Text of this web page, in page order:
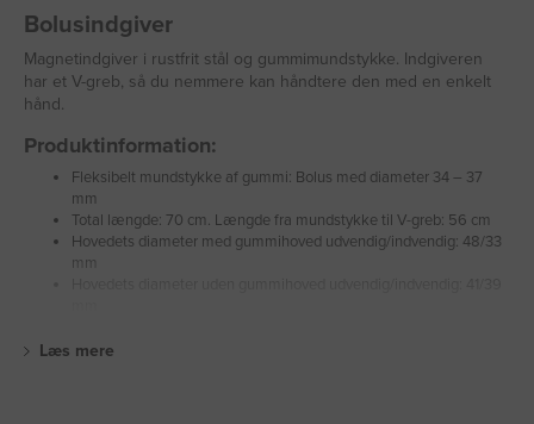
Bolusindgiver
Magnetindgiver i rustfrit stål og gummimundstykke. Indgiveren
har et V-greb, så du nemmere kan håndtere den med en enkelt
hånd.
Produktinformation:
Fleksibelt mundstykke af gummi: Bolus med diameter 34 – 37
mm
Total længde: 70 cm. Længde fra mundstykke til V-greb: 56 cm
Hovedets diameter med gummihoved udvendig/indvendig: 48/33
mm
Læs mere